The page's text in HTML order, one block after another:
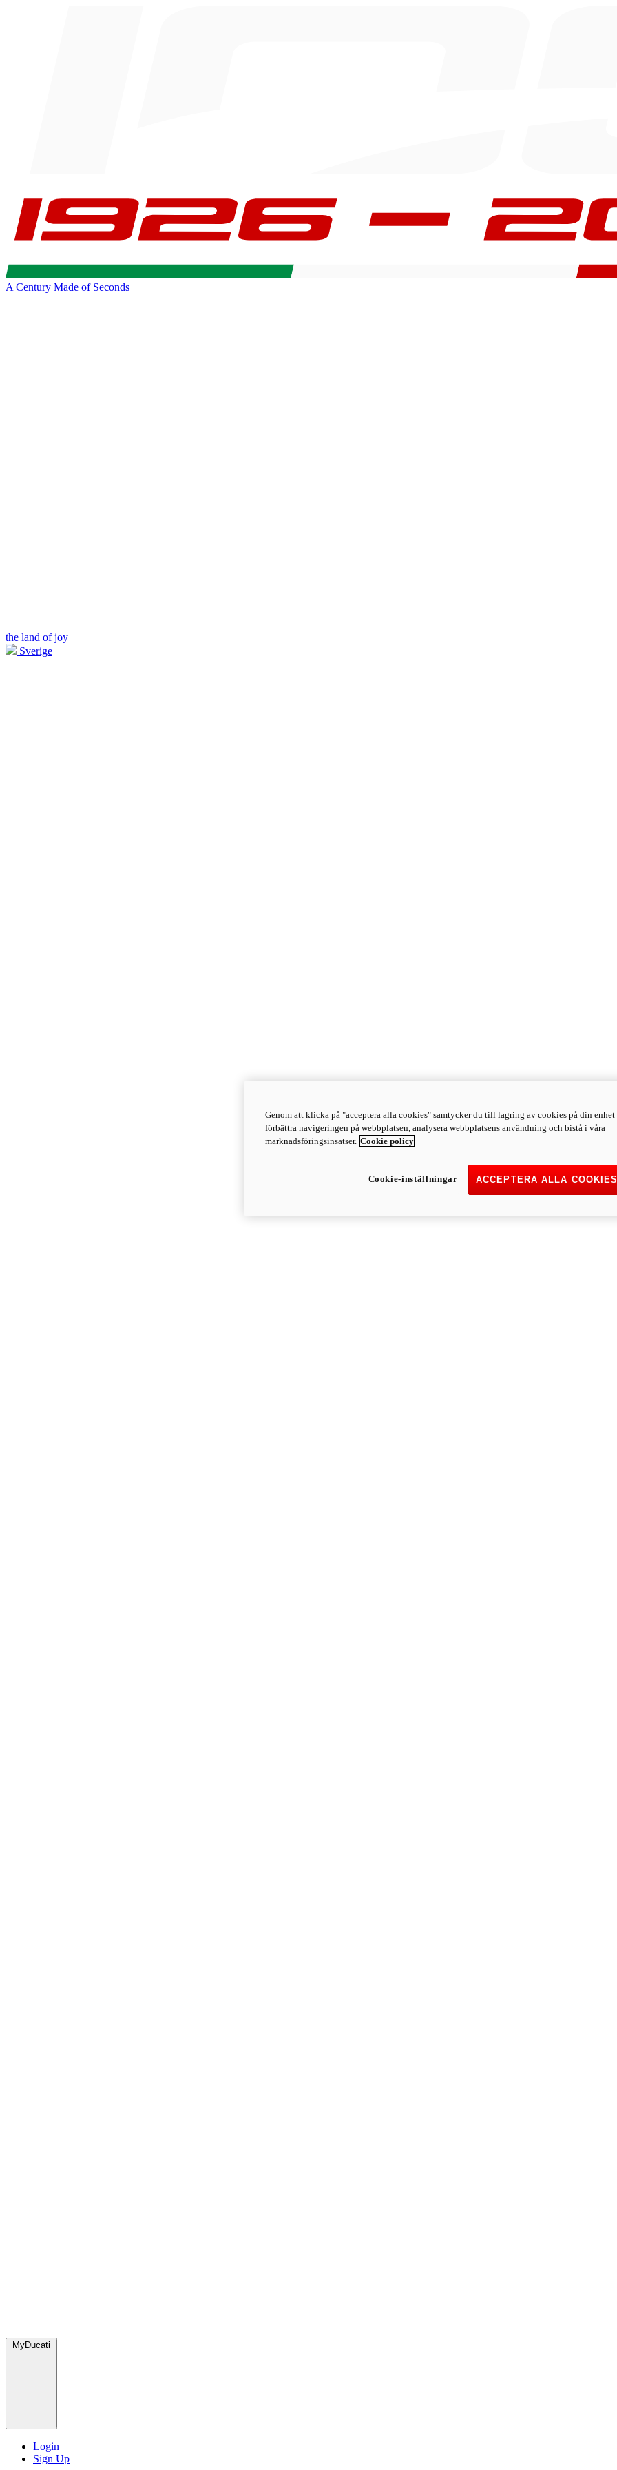
A Century Made of Seconds
the land of joy
Sverige
MyDucati
Login
Sign Up
Genom att klicka på "acceptera alla cookies" samtycker du till lagring av cookies på din enhet
förbättra navigeringen på webbplatsen, analysera webbplatsens användning och bistå i våra
marknadsföringsinsatser. Cookie policy
ACCEPTERA ALLA COOKIES
Cookie-inställningar